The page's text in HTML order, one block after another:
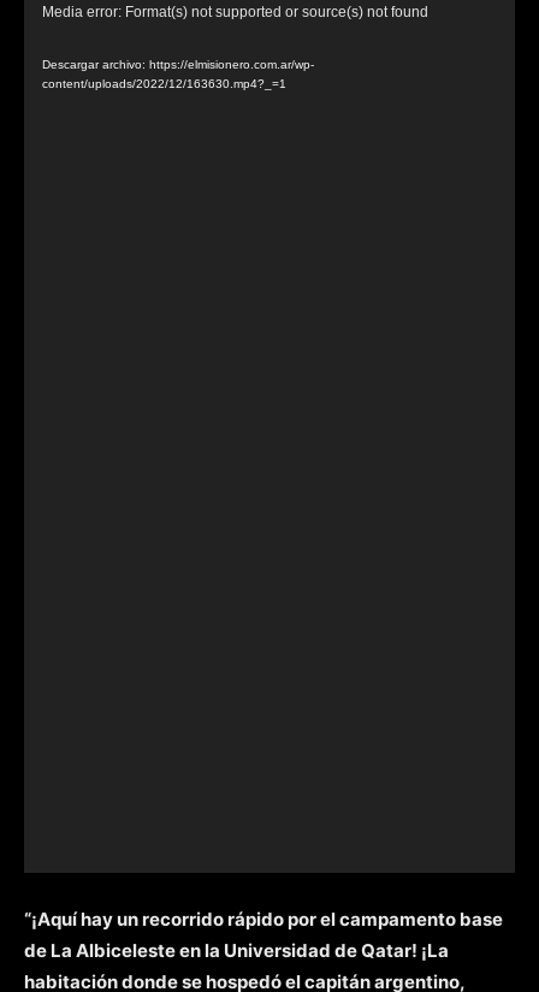
Reproductor
video
Media error: Format(s) not supported or source(s) not found
Descargar archivo: https://elmisionero.com.ar/wp-
content/uploads/2022/12/163630.mp4?_=1
“¡Aquí hay un recorrido rápido por el campamento base
de La Albiceleste en la Universidad de Qatar! ¡La
habitación donde se hospedó el capitán argentino,